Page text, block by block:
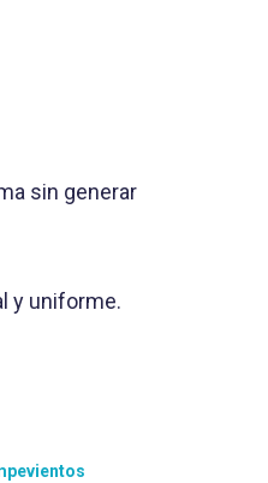
sin generar
y uniforme.